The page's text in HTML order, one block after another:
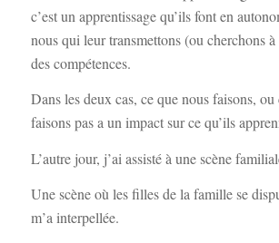
c’est un apprentissage qu’ils font en
nous qui leur transmettons (ou cherchons
des compétences.
Dans les deux cas, ce que nous faisons, ou
faisons pas a un impact sur ce qu’ils
L’autre jour, j’ai assisté à une scène
Une scène où les filles de la famille se
m’a interpellée.